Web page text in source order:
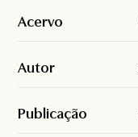
Acervo
Autor
Publicação